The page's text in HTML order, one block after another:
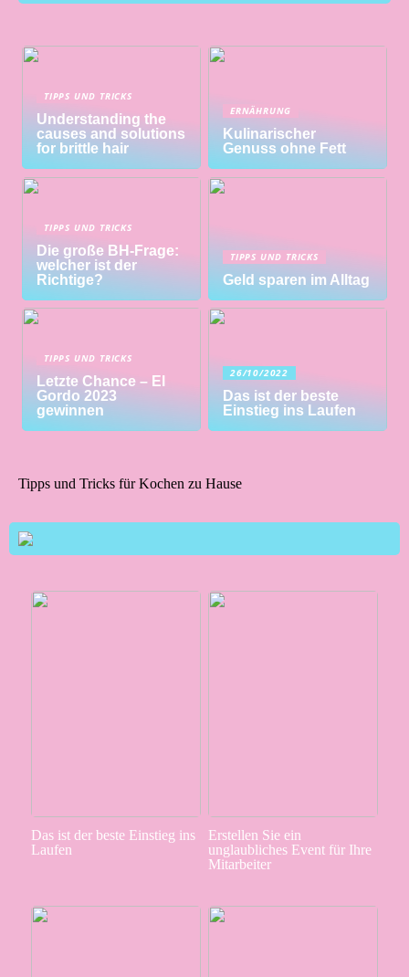
TIPPS UND TRICKS
Understanding the
causes and solutions
for brittle hair
ERNÄHRUNG
Kulinarischer
Genuss ohne Fett
TIPPS UND TRICKS
Die große BH-Frage:
welcher ist der
Richtige?
TIPPS UND TRICKS
Geld sparen im Alltag
TIPPS UND TRICKS
Letzte Chance – El
Gordo 2023
gewinnen
26/10/2022
Das ist der beste
Einstieg ins Laufen
Tipps und Tricks für Kochen zu Hause
Das ist der beste Einstieg ins
Laufen
Erstellen Sie ein
unglaubliches Event für Ihre
Mitarbeiter